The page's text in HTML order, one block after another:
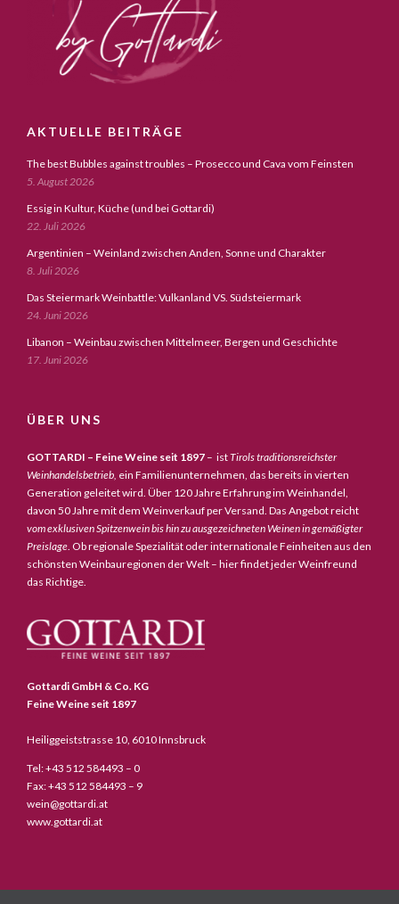
AKTUELLE BEITRÄGE
The best Bubbles against troubles – Prosecco und Cava vom Feinsten
5. August 2026
Essig in Kultur, Küche (und bei Gottardi)
22. Juli 2026
Argentinien – Weinland zwischen Anden, Sonne und Charakter
8. Juli 2026
Das Steiermark Weinbattle: Vulkanland VS. Südsteiermark
24. Juni 2026
Libanon – Weinbau zwischen Mittelmeer, Bergen und Geschichte
17. Juni 2026
ÜBER UNS
GOTTARDI – Feine Weine seit 1897 – istTirols traditionsreichster
Weinhandelsbetrieb, ein Familienunternehmen, das bereits in vierten
Generation geleitet wird. Über 120 Jahre Erfahrung im Weinhandel,
davon 50 Jahre mit dem Weinverkauf per Versand. Das Angebot reicht
vom exklusiven Spitzenwein bis hin zu ausgezeichneten Weinen in gemäßigter
Preislage. Ob regionale Spezialität oder internationale Feinheiten aus den
schönsten Weinbauregionen der Welt – hier findet jeder Weinfreund
das Richtige.
Gottardi GmbH & Co. KG
Feine Weine seit 1897
Heiliggeiststrasse 10, 6010 Innsbruck
Tel: +43 512 584493 – 0
Fax: +43 512 584493 – 9
wein@gottardi.at
www.gottardi.at